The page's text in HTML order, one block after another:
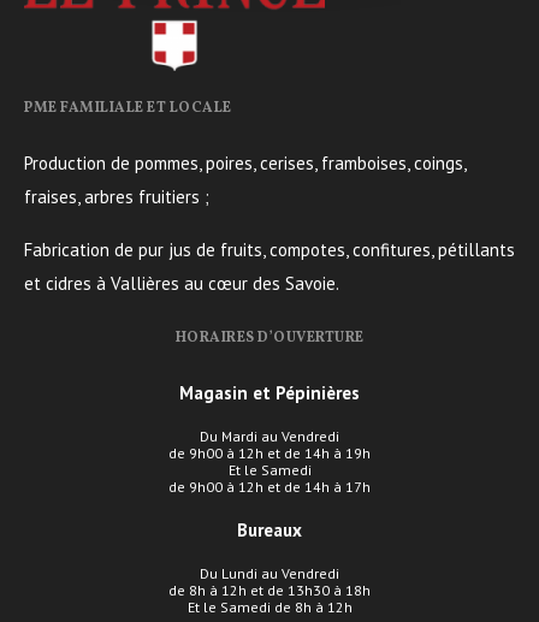
PME FAMILIALE ET LOCALE
Production de pommes, poires, cerises, framboises, coings,
fraises, arbres fruitiers ;
Fabrication de pur jus de fruits, compotes, confitures, pétillants
et cidres à Vallières au cœur des Savoie.
HORAIRES D’OUVERTURE
Magasin et Pépinières
Du Mardi au Vendredi
de 9h00 à 12h et de 14h à 19h
Et le Samedi
de 9h00 à 12h et de 14h à 17h
Bureaux
Du Lundi au Vendredi
de 8h à 12h et de 13h30 à 18h
Et le Samedi de 8h à 12h